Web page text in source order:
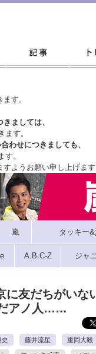
す。
ましては、
ます。
わせにつきましても、
。
ようお願い申し上げます
嵐 タッキー
A.B.C-Z ジャ
に友だちがいな
アノ人……
史 藤井流星 重岡大毅